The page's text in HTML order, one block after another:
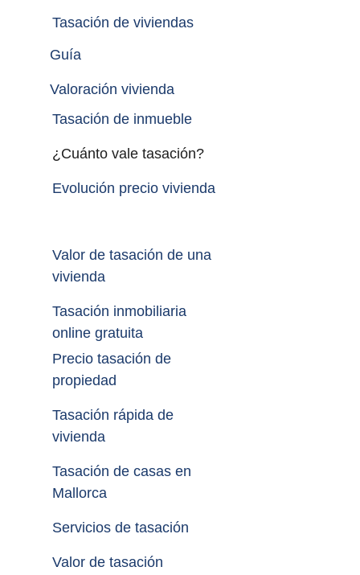
Tasación de viviendas
Guía
Valoración vivienda
Tasación de inmueble
Valor de tasación de una
vivienda
Tasación inmobiliaria
online gratuita
Precio tasación de
propiedad
Tasación rápida de
vivienda
Tasación de casas en
Mallorca
Servicios de tasación
Valor de tasación
¿Cuánto vale tasación?
Evolución precio vivienda